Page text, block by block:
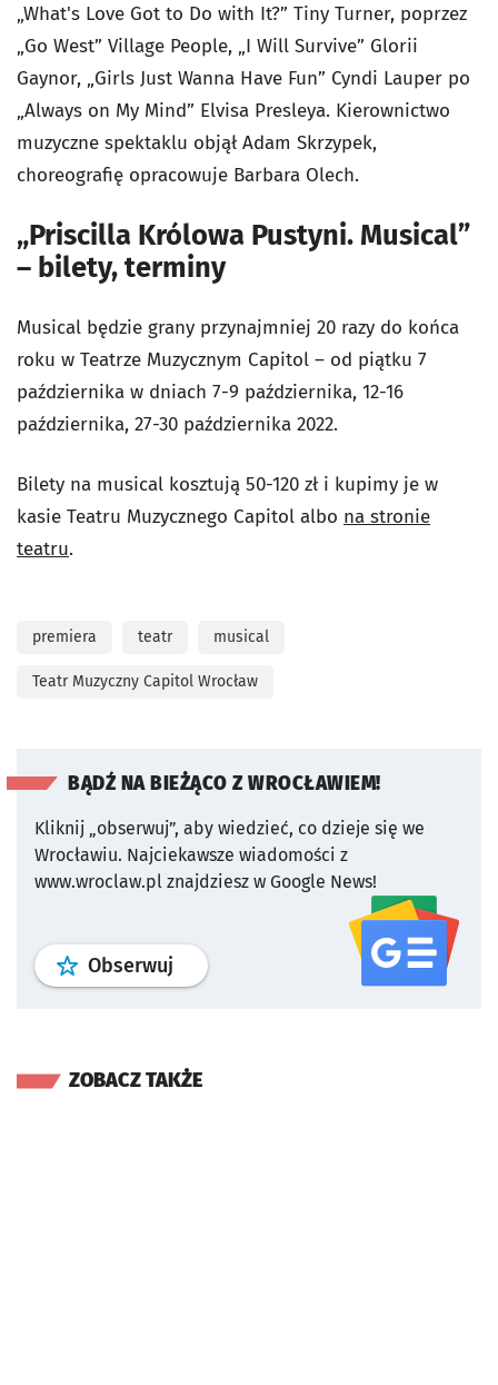
„What's Love Got to Do with It?” Tiny Turner, poprzez
„Go West” Village People, „I Will Survive” Glorii
Gaynor, „Girls Just Wanna Have Fun” Cyndi Lauper po
„Always on My Mind” Elvisa Presleya. Kierownictwo
muzyczne spektaklu objął Adam Skrzypek,
choreografię opracowuje Barbara Olech.
„Priscilla Królowa Pustyni. Musical”
– bilety, terminy
Musical będzie grany przynajmniej 20 razy do końca
roku w Teatrze Muzycznym Capitol – od piątku 7
października w dniach 7-9 października, 12-16
października, 27-30 października 2022.
Bilety na musical kosztują 50-120 zł i kupimy je w
kasie Teatru Muzycznego Capitol albo na stronie
teatru.
premiera teatr musical
Teatr Muzyczny Capitol Wrocław
BĄDŹ NA BIEŻĄCO Z WROCŁAWIEM!
Kliknij „obserwuj”, aby wiedzieć, co dzieje się we
Wrocławiu. Najciekawsze wiadomości z
www.wroclaw.pl znajdziesz w Google News!
Obserwuj profil serwisu
ZOBACZ TAKŻE